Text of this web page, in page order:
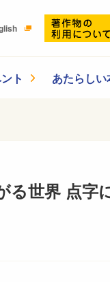
ト あたらしい
る世界 点字